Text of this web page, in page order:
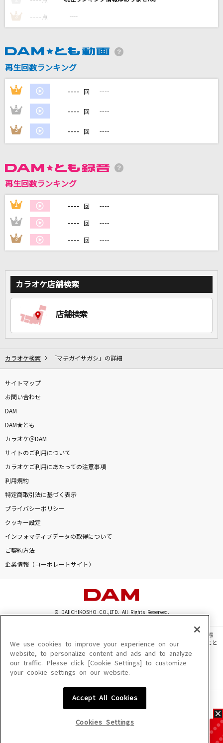
サトシ(松本梨香)
FUNKY MONKEY BABYS
JANE DOE(ビデオクリップバージョン)
米津玄師, 宇多田ヒカル
雨あがりの夜空に
RCサクセション
EXILE
初恋サイダー
Buono!
カラオケをもっと楽しもう！
3 ---- 点 ----
再生回数ランキング
1 ---- 回 ----
2 ---- 回 ----
3 ---- 回 ----
再生回数ランキング
1 ---- 回 ----
2 ---- 回 ----
3 ---- 回 ----
カラオケ店舗検索
店舗検索
カラオケ検索 「マチガイサガシ」の詳細
サイトマップ
お問い合わせ
DAM
DAM★とも
カラオケ＠DAM
サイトのご利用について
カラオケご利用にあたっての注意事項
利用規約
特定商取引法に基づく表示
プライバシーポリシー
クッキー設定
インフォマティブデータの取得について
ご契約方法
企業情報（コーポレートサイト）
© DAIICHIKOSHO CO.,LTD. All Rights Reserved.
このサイトに掲載されている一切の文章・画像・写真・動画・音声等を、手段や形態
を問わず、著作権法の定める範囲を超えて無断で複製、転載、ファイル化などすること
を禁じます。
楽曲及びコンテンツは、機種によりご利用いただけない場合があります。
楽曲及びコンテンツの配信日、配信内容が変更になる場合があります。
We use cookies to improve your experience on our
website, to personalize content and ads and to analyze
our traffic. Please click [Cookie Settings] to customize
your cookie settings on our website.
Accept All Cookies
Cookies Settings